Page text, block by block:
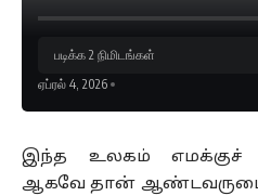
ஏப்ரல் 4, 2026
படிக்க 2 நிமிடங்கள்
இந்த உலகம் எமக்குச்
ஆகவே தான்